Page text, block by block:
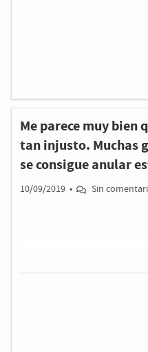
Me parece muy bien
tan injusto. Muchas
se consigue anular
10/09/2019 • Sin